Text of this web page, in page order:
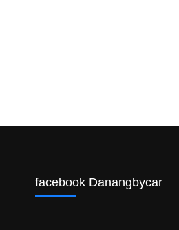
facebook Danangbycar